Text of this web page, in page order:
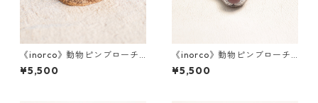
《inorco》動物ピンブローチ_
013
¥5,500
《inorco》動物ピンブローチ_
008
¥5,500